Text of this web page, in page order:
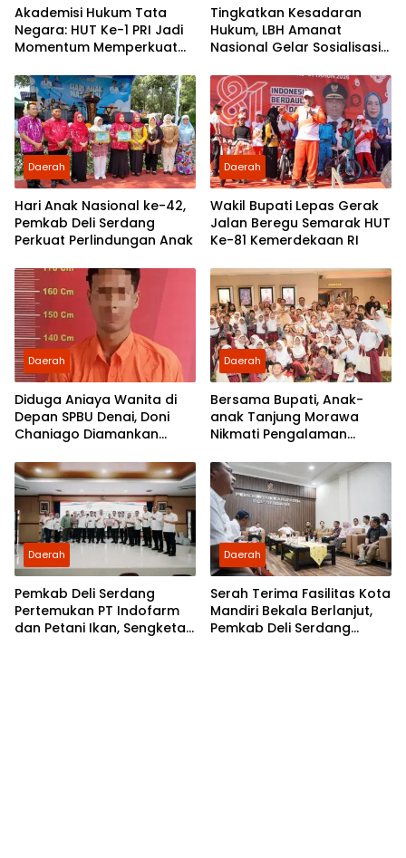
Akademisi Hukum Tata
Negara: HUT Ke-1 PRI Jadi
Momentum Memperkuat
Pengabdian kepada
Rakyat
Tingkatkan Kesadaran
Hukum, LBH Amanat
Nasional Gelar Sosialisasi
Morawa
Daerah
Hari Anak Nasional ke-42,
Pemkab Deli Serdang
Perkuat Perlindungan Anak
Daerah
Wakil Bupati Lepas Gerak
Jalan Beregu Semarak HUT
Ke-81 Kemerdekaan RI
Daerah
Diduga Aniaya Wanita di
Depan SPBU Denai, Doni
Chaniago Diamankan
Daerah
Bersama Bupati, Anak-
anak Tanjung Morawa
Nikmati Pengalaman
Daerah
Pemkab Deli Serdang
Pertemukan PT Indofarm
dan Petani Ikan, Sengketa
Daerah
Serah Terima Fasilitas Kota
Mandiri Bekala Berlanjut,
Pemkab Deli Serdang